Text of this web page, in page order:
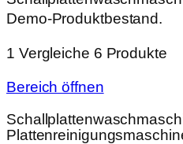
Demo-Produktbestand.
1 Vergleiche 6 Produkte
Bereich öffnen